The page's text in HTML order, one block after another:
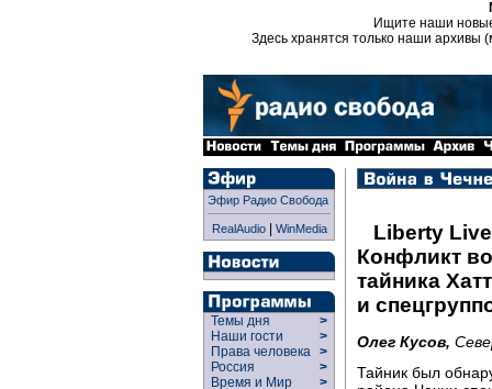
Ищите наши
Здесь хранятся только наши архивы
Эфир Радио Свобода
RealAudio| WinMedia
Темы дня
>
Наши гости
>
Права человека >
Россия
>
Время и Мир
>
Liberty
Конфликт
тайника
и
Олег Кусов,
Тайник был